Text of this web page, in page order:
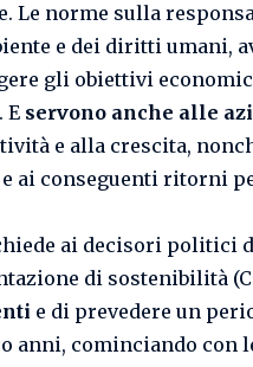
Le norme sulla
e dei diritti umani,
gli obiettivi
E servono anche alle
e alla crescita,
ai conseguenti ritorni
ai decisori politici
di sostenibilità
e di prevedere un
anni, cominciando con